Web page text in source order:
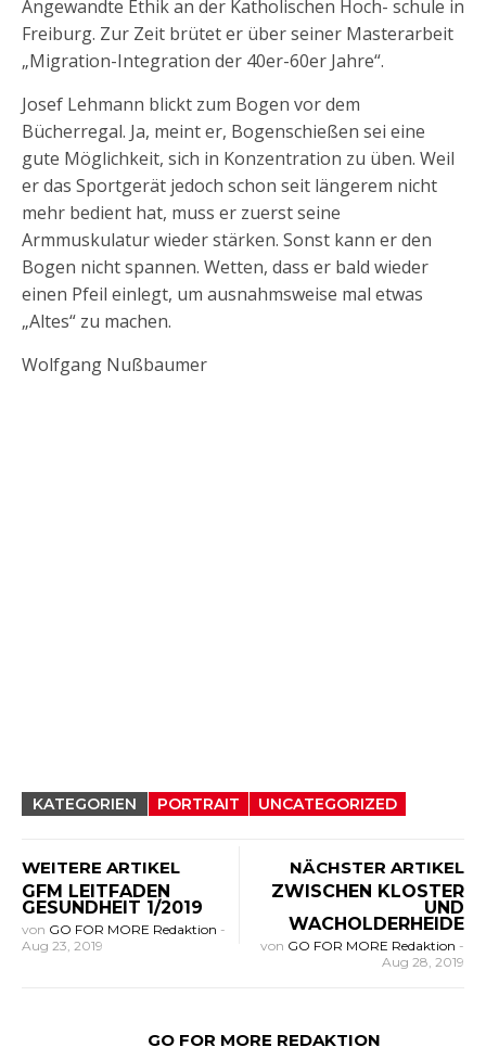
Angewandte Ethik an der Katholischen Hoch- schule in
Freiburg. Zur Zeit brütet er über seiner Masterarbeit
„Migration-Integration der 40er-60er Jahre“.
Josef Lehmann blickt zum Bogen vor dem
Bücherregal. Ja, meint er, Bogenschießen sei eine
gute Möglichkeit, sich in Konzentration zu üben. Weil
er das Sportgerät jedoch schon seit längerem nicht
mehr bedient hat, muss er zuerst seine
Armmuskulatur wieder stärken. Sonst kann er den
Bogen nicht spannen. Wetten, dass er bald wieder
einen Pfeil einlegt, um ausnahmsweise mal etwas
„Altes“ zu machen.
Wolfgang Nußbaumer
KATEGORIEN PORTRAIT UNCATEGORIZED
WEITERE ARTIKEL
GFM LEITFADEN
GESUNDHEIT 1/2019
von GO FOR MORE Redaktion -
Aug 23, 2019
NÄCHSTER ARTIKEL
ZWISCHEN KLOSTER
UND
WACHOLDERHEIDE
von GO FOR MORE Redaktion -
Aug 28, 2019
GO FOR MORE REDAKTION